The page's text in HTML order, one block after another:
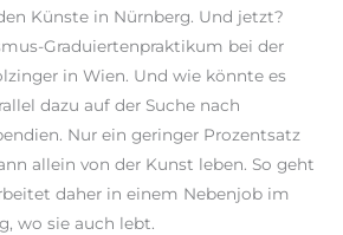
Künste in Nürnberg. Und jetzt?
Graduiertenpraktikum bei der
in Wien. Und wie könnte es
dazu auf der Suche nach
Nur ein geringer Prozentsatz
allein von der Kunst leben. So geht
daher in einem Nebenjob im
wo sie auch lebt.